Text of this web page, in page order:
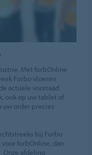
Met forbOnline
Forbo vloeren
actuele voorraad.
ook op uw tablet of
uw order precies
bij Forbo
forbOnline, dan
. Onze afdeling